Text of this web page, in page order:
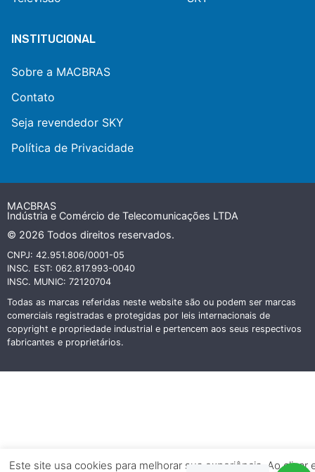
INSTITUCIONAL
Sobre a MACBRAS
Contato
Seja revendedor SKY
Política de Privacidade
MACBRAS
Indústria e Comércio de Telecomunicações LTDA
© 2026 Todos direitos reservados.
CNPJ: 42.951.806/0001-05
INSC. EST: 062.817.993-0040
INSC. MUNIC: 72120704
Todas as marcas referidas neste website são ou podem ser marcas
comerciais registradas e protegidas por leis internacionais de
copyright e propriedade industrial e pertencem aos seus respectivos
fabricantes e proprietários.
Este site usa cookies para melhorar sua experiência. Ao clicar